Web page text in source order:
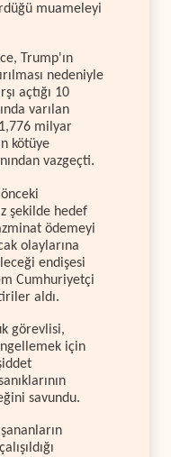
muameleyi
Trump'ın
nedeniyle
açtığı 10
varılan
milyar
kötüye
vazgeçti.
şekilde hedef
ödemeyi
olaylarına
endişesi
Cumhuriyetçi
aldı.
görevlisi,
için
savundu.